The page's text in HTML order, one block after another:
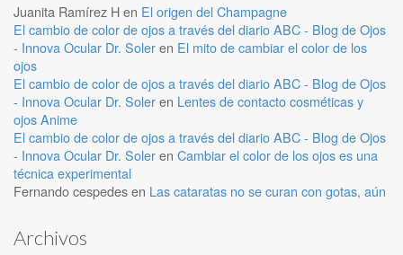
Juanita Ramírez Hen El origen del Champagne
El cambio de color de ojos a través del diario ABC - Blog de Ojos
- Innova Ocular Dr. Soleren El mito de cambiar el color de los
ojos
El cambio de color de ojos a través del diario ABC - Blog de Ojos
- Innova Ocular Dr. Soleren Lentes de contacto cosméticas y
ojos Anime
El cambio de color de ojos a través del diario ABC - Blog de Ojos
- Innova Ocular Dr. Soleren Cambiar el color de los ojos es una
técnica experimental
Fernando cespedesen Las cataratas no se curan con gotas, aún
Archivos